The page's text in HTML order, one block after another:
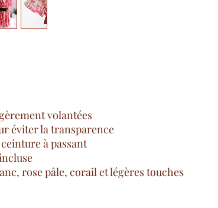
volantées
éviter la transparence
à passant
rose pâle, corail et légères touches